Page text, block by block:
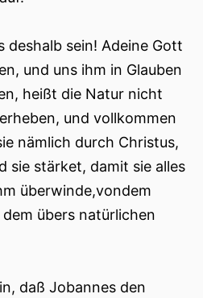
deshalb sein! Adeine Gott
und uns ihm in Glauben
heißt die Natur nicht
und vollkommen
nämlich durch Christus,
sie stärket, damit sie alles
überwinde,vondem
übers natürlichen
daß Jobannes den